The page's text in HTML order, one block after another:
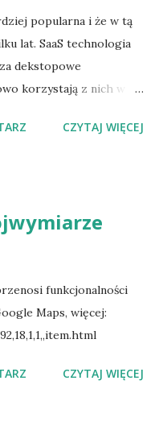
popularna i że w tą
lat. SaaS technologia
dekstopowe
korzystają z nich w
358454/Firmy.stawia
CZYTAJ WIĘCEJ
funkcjonalności
Maps, więcej:
CZYTAJ WIĘCEJ